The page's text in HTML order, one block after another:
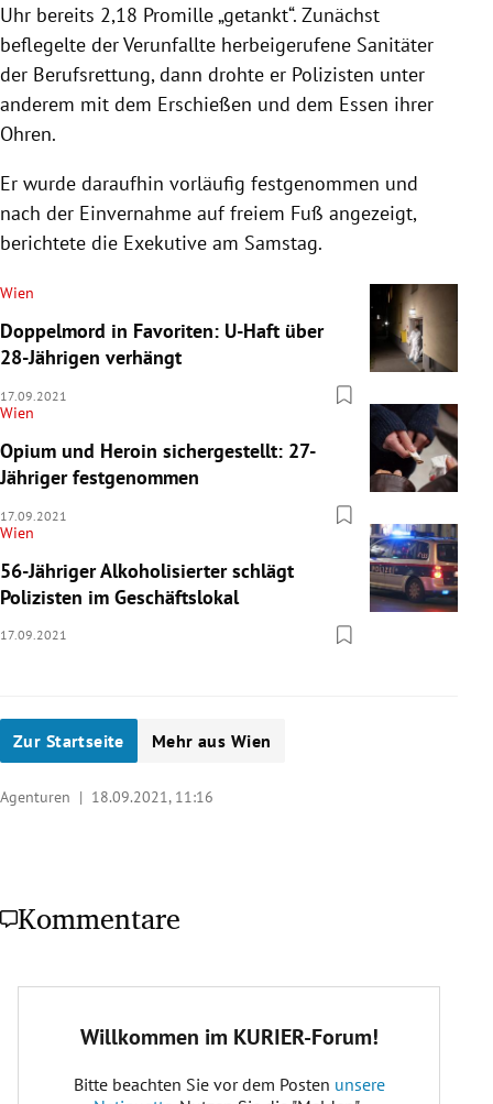
Untermenü
Uhr bereits 2,18 Promille „getankt“. Zunächst
beflegelte der Verunfallte herbeigerufene Sanitäter
der Berufsrettung, dann drohte er Polizisten unter
anderem mit dem Erschießen und dem Essen ihrer
Ohren.
Er wurde daraufhin vorläufig festgenommen und
nach der Einvernahme auf freiem Fuß angezeigt,
berichtete die Exekutive am Samstag.
Wien
Doppelmord in Favoriten: U-Haft über
28-Jährigen verhängt
17.09.2021
Wien
Opium und Heroin sichergestellt: 27-
Jähriger festgenommen
17.09.2021
Wien
56-Jähriger Alkoholisierter schlägt
Polizisten im Geschäftslokal
17.09.2021
Zur Startseite Mehr aus Wien
Agenturen | 18.09.2021, 11:16
Kommentare